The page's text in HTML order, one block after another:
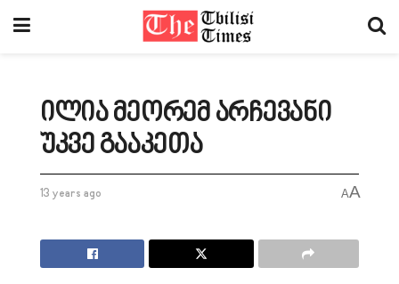
ილია მეორემ არჩევანი
უკვე გააკეთა
13 years ago AA